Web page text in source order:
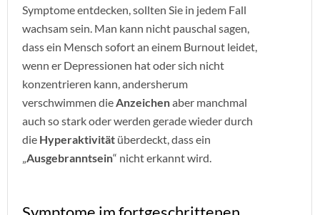
Symptome entdecken, sollten Sie in jedem Fall
wachsam sein. Man kann nicht pauschal sagen,
dass ein Mensch sofort an einem Burnout leidet,
wenn er Depressionen hat oder sich nicht
konzentrieren kann, andersherum
verschwimmen dieAnzeichenaber manchmal
auch so stark oder werden gerade wieder durch
die Hyperaktivität überdeckt, dass ein
„Ausgebranntsein“ nicht erkannt wird.